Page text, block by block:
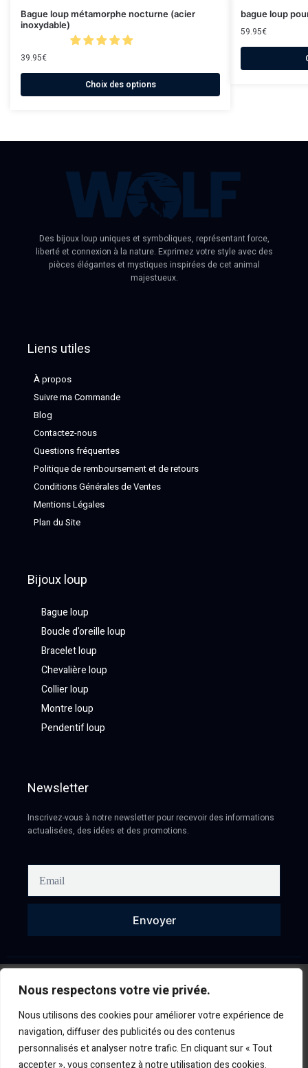
Nous respectons votre vie privée.
Nous utilisons des cookies pour améliorer votre expérience de
navigation, diffuser des publicités ou des contenus
personnalisés et analyser notre trafic. En cliquant sur « Tout
accepter », vous consentez à notre utilisation des cookies.
Bague loup métamorphe nocturne (acier
inoxydable)
39.95€
Choix des options
bague loup
59.95€
Des bijoux loup uniques et symboliques, représentant force,
liberté et connexion à la nature. Exprimez votre style avec des
pièces élégantes et mystiques inspirées de cet animal
majestueux.
Liens utiles
À propos
Suivre ma Commande
Blog
Contactez-nous
Questions fréquentes
Politique de remboursement et de retours
Conditions Générales de Ventes
Mentions Légales
Plan du Site
Bijoux loup
Bague loup
Boucle d’oreille loup
Bracelet loup
Chevalière loup
Collier loup
Montre loup
Pendentif loup
Newsletter
Inscrivez-vous à notre newsletter pour recevoir des informations
actualisées, des idées et des promotions.
Envoyer
©Bijoux loup
2026. Tout droit réservés.